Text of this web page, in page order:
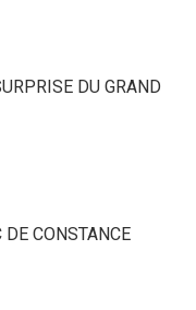
DU GRAND
DE CONSTANCE